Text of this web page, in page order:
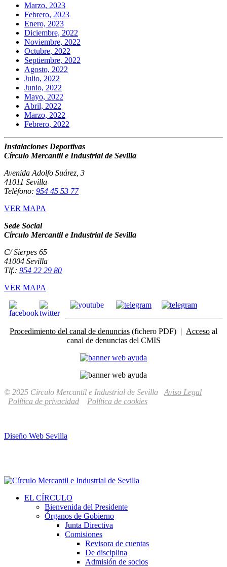
Marzo, 2023
Febrero, 2023
Enero, 2023
Diciembre, 2022
Noviembre, 2022
Octubre, 2022
Septiembre, 2022
Agosto, 2022
Julio, 2022
Junio, 2022
Mayo, 2022
Abril, 2022
Marzo, 2022
Febrero, 2022
Instalaciones Deportivas
Círculo Mercantil e Industrial de Sevilla
Avenida Adolfo Suárez, 3
41011 Sevilla
Teléfono: 954 45 53 77
VER MAPA
Sede Social
Círculo Mercantil e Industrial de Sevilla
C/ Sierpes 65
41004 Sevilla
Tlf.: 954 22 29 80
VER MAPA
Procedimiento del canal de denuncias (fichero PDF) | Acceso al
canal de denuncias del CMIS
© 2025 Círculo Mercantil e Industrial de Sevilla Aviso Legal
Política de privacidad
Política de cookies
Diseño Web Sevilla
EL CÍRCULO
Bienvenida del Presidente
Órganos de Gobierno
Junta Directiva
Comisiones
Revisora de cuentas
De disciplina
Admisión de socios